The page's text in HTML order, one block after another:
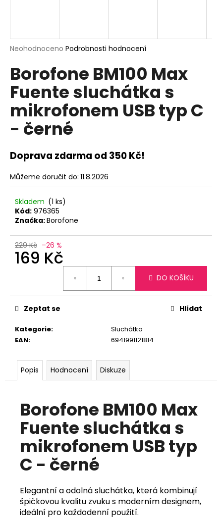
Průměrné
produktu
je
0,0
5
hvězdiček.
Neohodnoceno Podrobnosti hodnocení
Borofone BM100 Max
Fuente sluchátka s
mikrofonem USB typ C
- černé
Doprava zdarma od 350 Kč!
Můžeme doručit do: 11.8.2026
Skladem (1 ks)
Kód: 976365
Značka:Borofone
229 Kč –26 %
169 Kč
DO KOŠÍKU
Kategorie:
Sluchátka
EAN: 6941991121814
Zeptat se Hlídat
Popis Hodnocení Diskuze
Borofone BM100 Max
Fuente sluchátka s
mikrofonem USB typ
C - černé
Elegantní a odolná sluchátka, která kombinují
špičkovou kvalitu zvuku s moderním designem,
ideální pro každodenní použití.
í
t
?
HLEDAT
D
p
o
u
č
u
e
m